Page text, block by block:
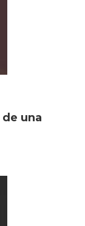
una